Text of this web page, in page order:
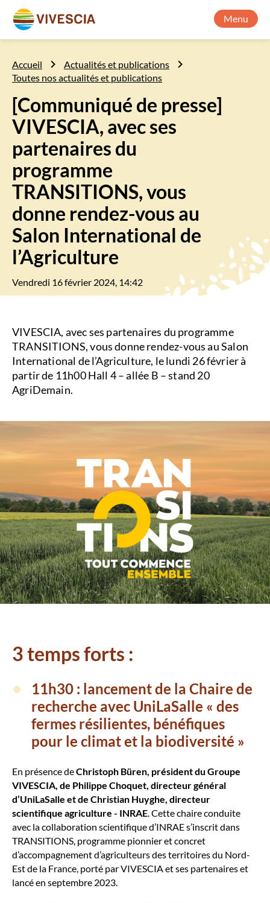
Menu
Accueil
Actualités et publications
Toutes nos actualités et publications
[Communiqué de presse]
VIVESCIA, avec ses
partenaires du
programme
TRANSITIONS, vous
donne rendez-vous au
Salon International de
l’Agriculture
Vendredi 16 février 2024, 14:42
VIVESCIA, avec ses partenaires du programme
TRANSITIONS, vous donne rendez-vous au Salon
International de l’Agriculture, le lundi 26 février à
partir de 11h00 Hall 4 – allée B – stand 20
AgriDemain.
3 temps forts :
11h30 : lancement de la Chaire de
recherche avec UniLaSalle « des
fermes résilientes, bénéfiques
pour le climat et la biodiversité »
En présence deChristoph Büren, président du Groupe
VIVESCIA, de Philippe Choquet, directeur général
d’UniLaSalle et de Christian Huyghe, directeur
scientifique agriculture - INRAE. Cette chaire conduite
avec la collaboration scientifique d’INRAE s’inscrit dans
TRANSITIONS, programme pionnier et concret
d’accompagnement d’agriculteurs des territoires du Nord-
Est de la France, porté par VIVESCIA et ses partenaires et
lancé en septembre 2023.